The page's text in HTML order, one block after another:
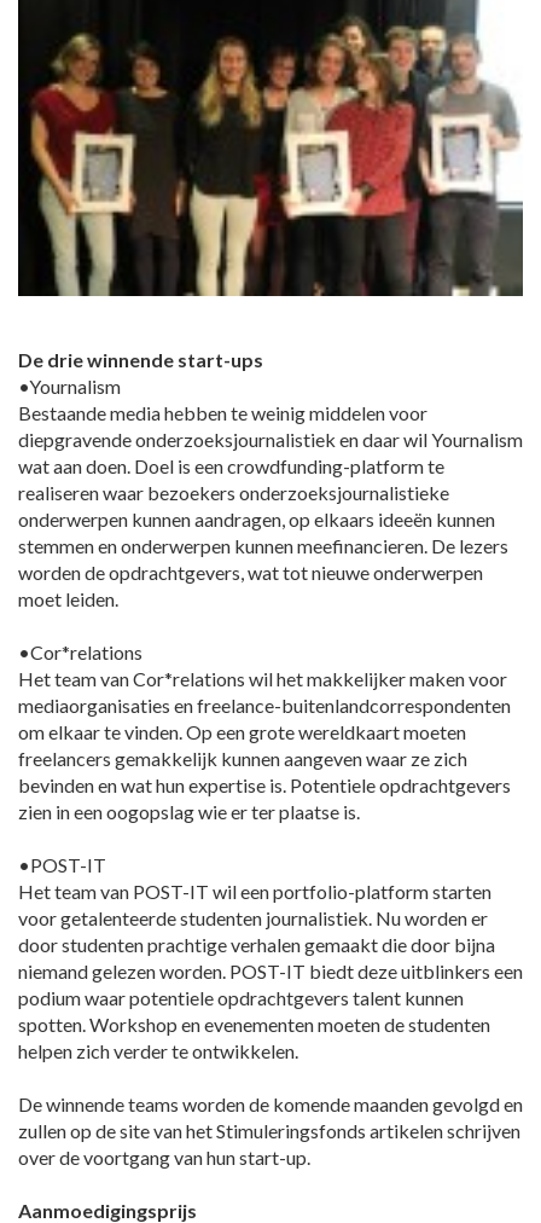
De drie winnende start-ups
•Yournalism
Bestaande media hebben te weinig middelen voor
diepgravende onderzoeksjournalistiek en daar wil Yournalism
wat aan doen. Doel is een crowdfunding-platform te
realiseren waar bezoekers onderzoeksjournalistieke
onderwerpen kunnen aandragen, op elkaars ideeën kunnen
stemmen en onderwerpen kunnen meefinancieren. De lezers
worden de opdrachtgevers, wat tot nieuwe onderwerpen
moet leiden.
•Cor*relations
Het team van Cor*relations wil het makkelijker maken voor
mediaorganisaties en freelance-buitenlandcorrespondenten
om elkaar te vinden. Op een grote wereldkaart moeten
freelancers gemakkelijk kunnen aangeven waar ze zich
bevinden en wat hun expertise is. Potentiele opdrachtgevers
zien in een oogopslag wie er ter plaatse is.
•POST-IT
Het team van POST-IT wil een portfolio-platform starten
voor getalenteerde studenten journalistiek. Nu worden er
door studenten prachtige verhalen gemaakt die door bijna
niemand gelezen worden. POST-IT biedt deze uitblinkers een
podium waar potentiele opdrachtgevers talent kunnen
spotten. Workshop en evenementen moeten de studenten
helpen zich verder te ontwikkelen.
De winnende teams worden de komende maanden gevolgd en
zullen op de site van het Stimuleringsfonds artikelen schrijven
over de voortgang van hun start-up.
Aanmoedigingsprijs